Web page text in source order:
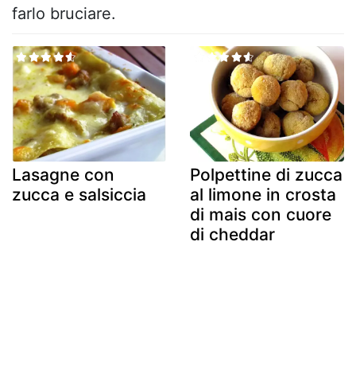
farlo bruciare.
Lasagne con
zucca e salsiccia
Polpettine di zucca
al limone in crosta
di mais con cuore
di cheddar